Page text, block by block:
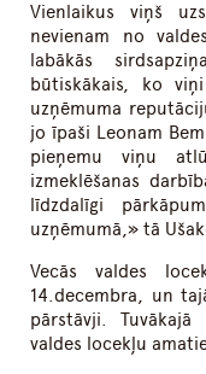
Vienlaikus viņš
nevienam no
labākās
būtiskākais, ko
uzņēmuma
jo īpaši Leonam
pieņemu viņu
izmeklēšanas
līdzdalīgi
uzņēmumā,» tā
Vecās valdes
14.decembra, un
pārstāvji.
valdes locekļu